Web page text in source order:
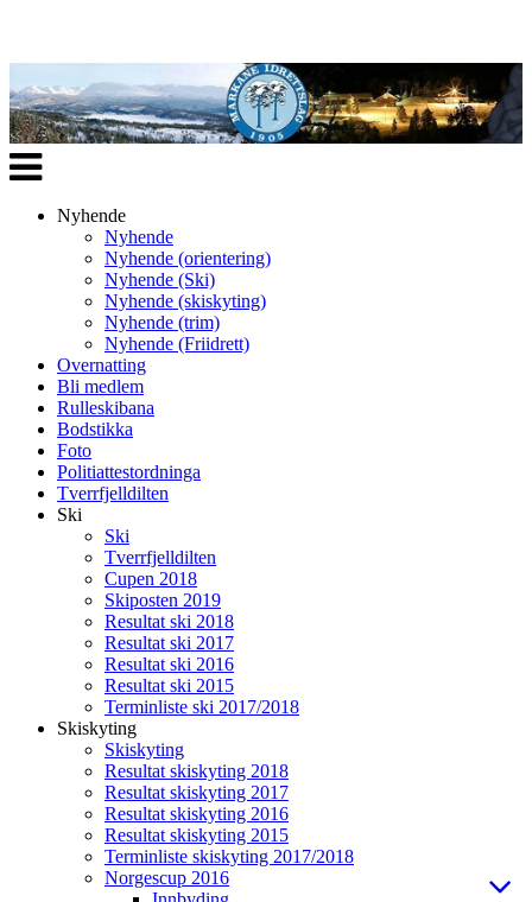
Veksle
navigasjon
Nyhende
Nyhende
Nyhende (orientering)
Nyhende (Ski)
Nyhende (skiskyting)
Nyhende (trim)
Nyhende (Friidrett)
Overnatting
Bli medlem
Rulleskibana
Bodstikka
Foto
Politiattestordninga
Tverrfjelldilten
Ski
Ski
Tverrfjelldilten
Cupen 2018
Skiposten 2019
Resultat ski 2018
Resultat ski 2017
Resultat ski 2016
Resultat ski 2015
Terminliste ski 2017/2018
Skiskyting
Skiskyting
Resultat skiskyting 2018
Resultat skiskyting 2017
Resultat skiskyting 2016
Resultat skiskyting 2015
Terminliste skiskyting 2017/2018
Norgescup 2016